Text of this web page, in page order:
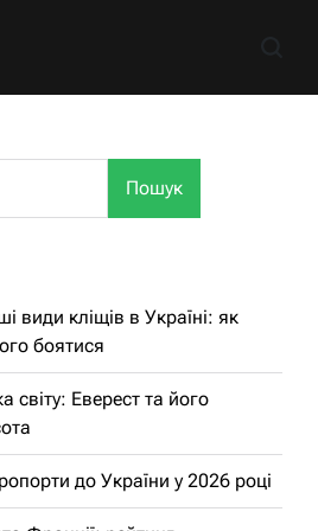
Пошук
види кліщів в Україні: як
боятися
світу: Еверест та його
до України у 2026 році